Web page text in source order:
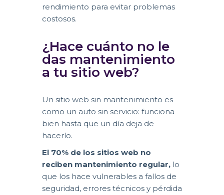
rendimiento para evitar problemas
costosos.
¿Hace cuánto no le
das mantenimiento
a tu sitio web?
Un sitio web sin mantenimiento es
como un auto sin servicio: funciona
bien hasta que un día deja de
hacerlo.
El 70% de los sitios web no
reciben mantenimiento regular, lo
que los hace vulnerables a fallos de
seguridad, errores técnicos y pérdida